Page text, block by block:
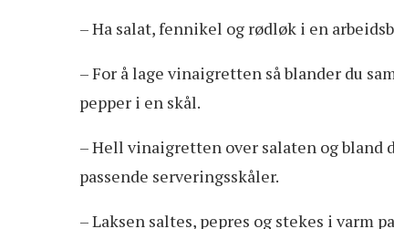
– Ha salat, fennikel og rødløk i en
– For å lage vinaigretten så blander du
pepper i en skål.
– Hell vinaigretten over salaten og bland
passende serveringsskåler.
– Laksen saltes, pepres og stekes i varm